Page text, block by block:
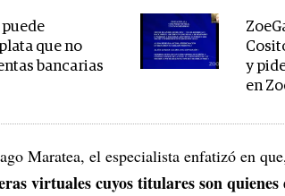
puede
que no
bancarias
y
en
Maratea, el especialista enfatizó en
virtuales cuyos titulares son